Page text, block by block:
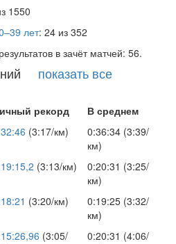
1550
лет: 24 из 352
в зачёт матчей: 56.
показать все
рекорд
В среднем
(3:17/км)
0:36:34 (3:39/
км)
(3:13/км)
0:20:31 (3:25/
км)
(3:20/км)
0:19:25 (3:32/
км)
(3:05/
0:20:31 (4:06/